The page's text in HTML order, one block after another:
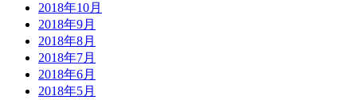
2018年10月
2018年9月
2018年8月
2018年7月
2018年6月
2018年5月